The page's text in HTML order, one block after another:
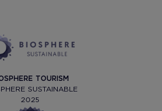
TOURISM
SUSTAINABLE
2025